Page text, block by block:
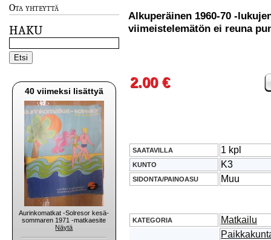
Ota yhteyttä
HAKU
40 viimeksi lisättyä
Aurinkomatkat -Solresor kesä-
sommaren 1971 -matkaesite
Näytä
Alkuperäinen 1960-70 -
viimeistelemätön ei reuna
2.00 €
SAATAVILLA 1 kpl
KUNTO K3
SIDONTA/PAINOASU Muu
KATEGORIA
Matkailu